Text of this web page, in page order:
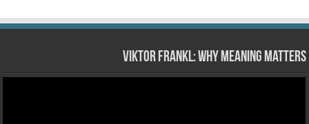
Viktor Frankl: Why Meaning Matters